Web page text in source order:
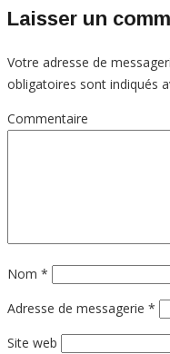
Laisser un
Votre adresse de
obligatoires sont indiqués
Commentaire
Nom *
Adresse de messagerie *
Site web